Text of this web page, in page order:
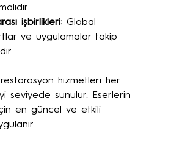
işbirlikleri: Global
ve uygulamalar takip
hizmetleri her
seviyede sunulur. Eserlerin
en güncel ve etkili